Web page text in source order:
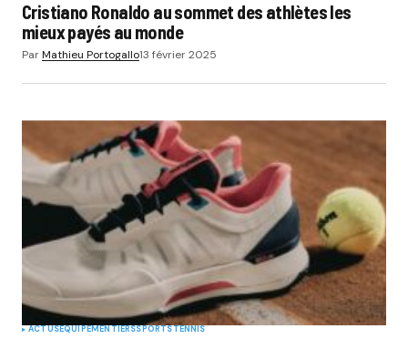
Cristiano Ronaldo au sommet des athlètes les
mieux payés au monde
ParMathieu Portogallo13 février 2025
ACTUSEQUIPEMENTIERSSPORTSTENNIS